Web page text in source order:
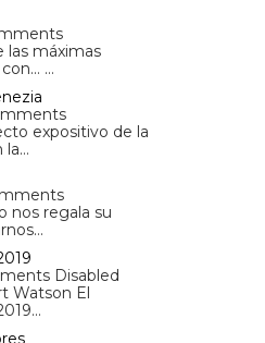
las máximas
…
expositivo de la
la…
nos regala su
Disabled
Watson El